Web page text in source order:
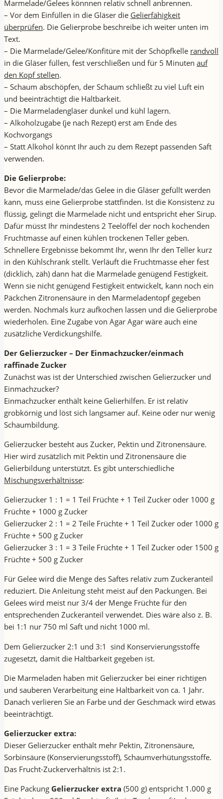
Marmelade/Gelees könnnen relativ schnell anbrennen.
– Vor dem Einfüllen in die Gläser die Gelierfähigkeit
überprüfen. Die Gelierprobe beschreibe ich weiter unten im
Text.
– Die Marmelade/Gelee/Konfitüre mit der Schöpfkelle randvoll
in die Gläser füllen, fest verschließen und für 5 Minuten auf
den Kopf stellen.
– Schaum abschöpfen, der Schaum schließt zu viel Luft ein
und beeinträchtigt die Haltbarkeit.
– Die Marmeladengläser dunkel und kühl lagern.
– Alkoholzugabe (je nach Rezept) erst am Ende des
Kochvorgangs
– Statt Alkohol könnt Ihr auch zu dem Rezept passenden Saft
verwenden.
Die Gelierprobe:
Bevor die Marmelade/das Gelee in die Gläser gefüllt werden
kann, muss eine Gelierprobe stattfinden. Ist die Konsistenz zu
flüssig, gelingt die Marmelade nicht und entspricht eher Sirup.
Dafür müsst Ihr mindestens 2 Teelöffel der noch kochenden
Fruchtmasse auf einen kühlen trockenen Teller geben.
Schnellere Ergebnisse bekommt Ihr, wenn Ihr den Teller kurz
in den Kühlschrank stellt. Verläuft die Fruchtmasse eher fest
(dicklich, zäh) dann hat die Marmelade genügend Festigkeit.
Wenn sie nicht genügend Festigkeit entwickelt, kann noch ein
Päckchen Zitronensäure in den Marmeladentopf gegeben
werden. Nochmals kurz aufkochen lassen und die Gelierprobe
wiederholen. Eine Zugabe von Agar Agar wäre auch eine
zusätzliche Verdickungshilfe.
Der Gelierzucker – Der Einmachzucker/einmach
raffinade Zucker
Zunächst was ist der Unterschied zwischen Gelierzucker und
Einmachzucker?
Einmachzucker enthält keine Gelierhilfen. Er ist relativ
grobkörnig und löst sich langsamer auf. Keine oder nur wenig
Schaumbildung.
Gelierzucker besteht aus Zucker, Pektin und Zitronensäure.
Hier wird zusätzlich mit Pektin und Zitronensäure die
Gelierbildung unterstützt. Es gibt unterschiedliche
Mischungsverhältnisse:
Gelierzucker 1 : 1 = 1 Teil Früchte + 1 Teil Zucker oder 1000 g
Früchte + 1000 g Zucker
Gelierzucker 2 : 1 = 2 Teile Früchte + 1 Teil Zucker oder 1000 g
Früchte + 500 g Zucker
Gelierzucker 3 : 1 = 3 Teile Früchte + 1 Teil Zucker oder 1500 g
Früchte + 500 g Zucker
Für Gelee wird die Menge des Saftes relativ zum Zuckeranteil
reduziert. Die Anleitung steht meist auf den Packungen. Bei
Gelees wird meist nur 3/4 der Menge Früchte für den
entsprechenden Zuckeranteil verwendet. Dies wäre also z. B.
bei 1:1 nur 750 ml Saft und nicht 1000 ml.
Dem Gelierzucker 2:1 und 3:1 sind Konservierungsstoffe
zugesetzt, damit die Haltbarkeit gegeben ist.
Die Marmeladen haben mit Gelierzucker bei einer richtigen
und sauberen Verarbeitung eine Haltbarkeit von ca. 1 Jahr.
Danach verlieren Sie an Farbe und der Geschmack wird etwas
beeinträchtigt.
Gelierzucker extra:
Dieser Gelierzucker enthält mehr Pektin, Zitronensäure,
Sorbinsäure (Konservierungsstoff), Schaumverhütungsstoffe.
Das Frucht-Zuckerverhältnis ist 2:1.
Eine Packung Gelierzucker extra (500 g) entspricht 1.000 g